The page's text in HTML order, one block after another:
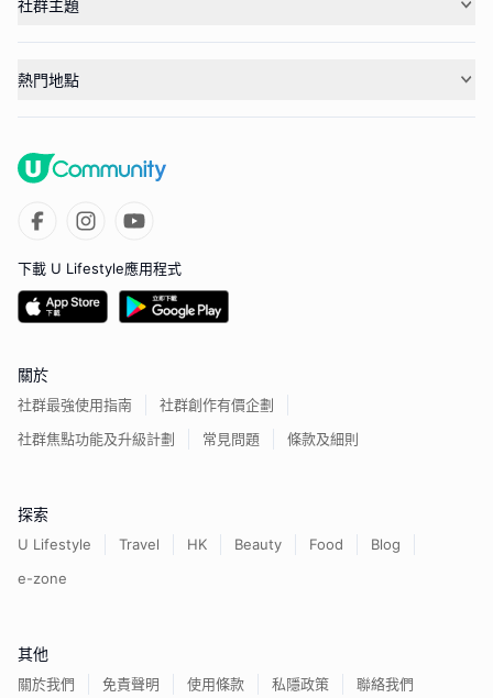
社群主題
熱門地點
下載 U Lifestyle應用程式
關於
社群最強使用指南
社群創作有價企劃
社群焦點功能及升級計劃
常見問題 條款及細則
探索
U Lifestyle Travel HK Beauty Food
Blog
e-zone
其他
關於我們 免責聲明 使用條款 私隱政策 聯絡我們